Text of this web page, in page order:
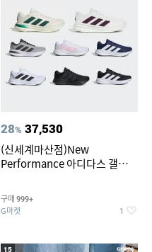
28% 37,530
(신세계마산점)New
Performance 아디다스 갤럭시
구매 999+
G마켓 1
15